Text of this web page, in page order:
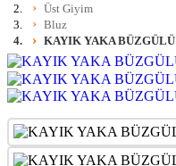
Üst Giyim
Bluz
KAYIK YAKA